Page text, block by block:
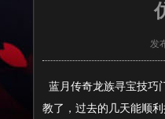
发
蓝月传奇龙族寻宝技巧
教了，过去的几天能顺